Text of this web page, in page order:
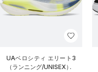
UAベロシティ エリート3
（ランニング/UNISEX）